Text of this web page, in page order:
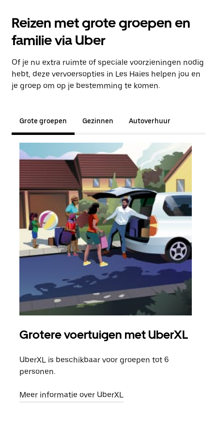
Reizen met grote groepen en
familie via Uber
Of je nu extra ruimte of speciale voorzieningen nodig
hebt, deze vervoersopties in Les Haies helpen jou en
je groep om op je bestemming te komen.
Grote groepen Gezinnen Autoverhuur
Grotere voertuigen met UberXL
UberXL is beschikbaar voor groepen tot 6
personen.
Meer informatie over UberXL